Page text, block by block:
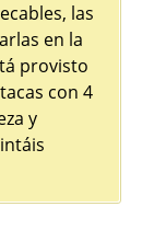
las
en la
provisto
con 4
y